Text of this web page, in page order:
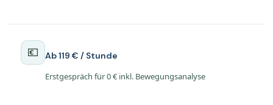
💶
Ab 119 € / Stunde
Erstgespräch für 0 € inkl. Bewegungsanalyse